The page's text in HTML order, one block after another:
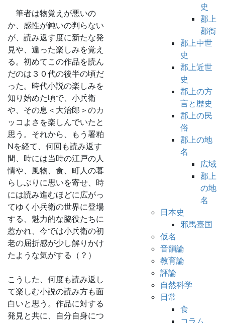
筆者は物覚えが悪いの
か、感性が鈍いの判らない
が、読み返す度に新たな発
見や、違った楽しみを覚え
る。初めてこの作品を読ん
だのは３０代の後半の頃だ
った。時代小説の楽しみを
知り始めた頃で、小兵衛
や、その息＜大治郎＞のカ
ッコよさを楽しんでいたと
思う。それから、もう署粕
Nを経て、何回も読み返す
間、時には当時の江戸の人
情や、風物、食、町人の暮
らしぶりに思いを寄せ、時
には読み進むほどに広がっ
てゆく小兵衛の世界に登場
する、魅力的な脇役たちに
惹かれ、今では小兵衛の初
老の屈折感が少し解りかけ
たような気がする（？）
こうした、何度も読み返し
て楽しむ小説の読み方も面
白いと思う。作品に対する
発見と共に、自分自身につ
史
郡上
郡衙
郡上中世
史
郡上近世
史
郡上の方
言と歴史
郡上の民
俗
郡上の地
名
広域
郡上
の地
名
日本史
邪馬臺国
仮名
音韻論
教育論
評論
自然科学
日常
食
コラム